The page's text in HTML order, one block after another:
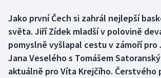
Box
Curling
Dostihy
Jako první Čech si zahrál nejlepší
světa. Jiří Zídek mladší v polovině
pomyslně vyšlapal cestu v zámoří pro
Jana Veselého s Tomášem
aktuálně pro Víta Krejčího. Čerstvého